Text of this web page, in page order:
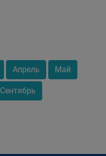
Апрель Май
Сентябрь